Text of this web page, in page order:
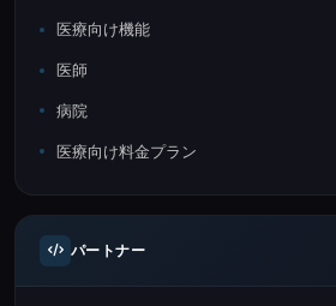
医療向け機能
医師
病院
医療向け料金プラン
パートナー